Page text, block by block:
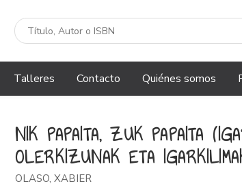
Talleres Contacto Quiénes somos
NIK PAPAITA, ZUK PAPAITA
OLERKIZUNAK ETA
OLASO, XABIER